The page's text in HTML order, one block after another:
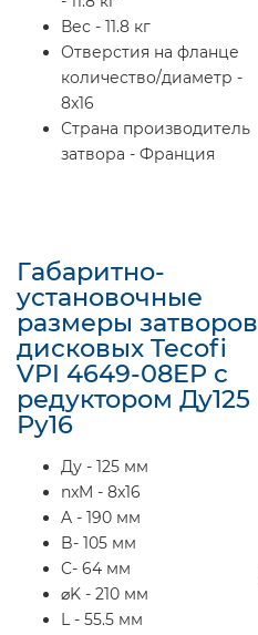
Вес - 11.8 кг
Отверстия на фланце
количество/диаметр -
8x16
Страна производитель
затвора - Франция
Габаритно-
установочные
размеры затворов
дисковых Tecofi
VPI 4649-08EP с
редуктором Ду125
Ру16
Ду - 125 мм
nxM - 8x16
A - 190 мм
B- 105 мм
C- 64 мм
⌀K - 210 мм
L - 55.5 мм